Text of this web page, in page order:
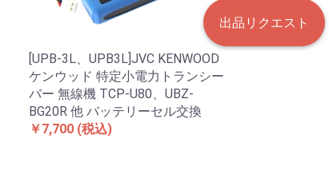
出品リクエスト
[UPB-3L、UPB3L]JVC KENWOOD
ケンウッド 特定小電力トランシー
バー 無線機 TCP-U80、UBZ-
BG20R 他 バッテリーセル交換
￥7,700 (税込)